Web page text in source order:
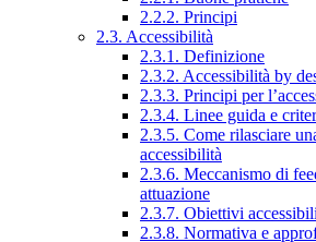
2.2.2. Principi
2.3. Accessibilità
2.3.1. Definizione
2.3.2. Accessibilità by
2.3.3. Principi per
2.3.4. Linee guida e
2.3.5. Come rilasciare
accessibilità
2.3.6. Meccanismo di
attuazione
2.3.7. Obiettivi
2.3.8. Normativa e